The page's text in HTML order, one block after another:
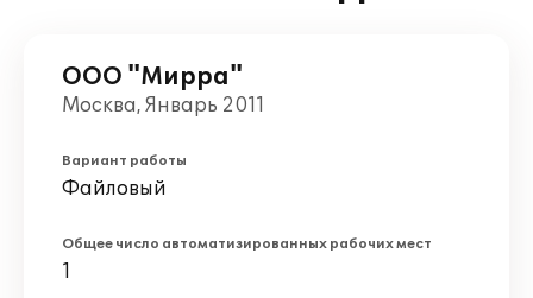
ООО "Мирра"
Москва, Январь 2011
Вариант работы
Файловый
Общее число автоматизированных рабочих мест
1